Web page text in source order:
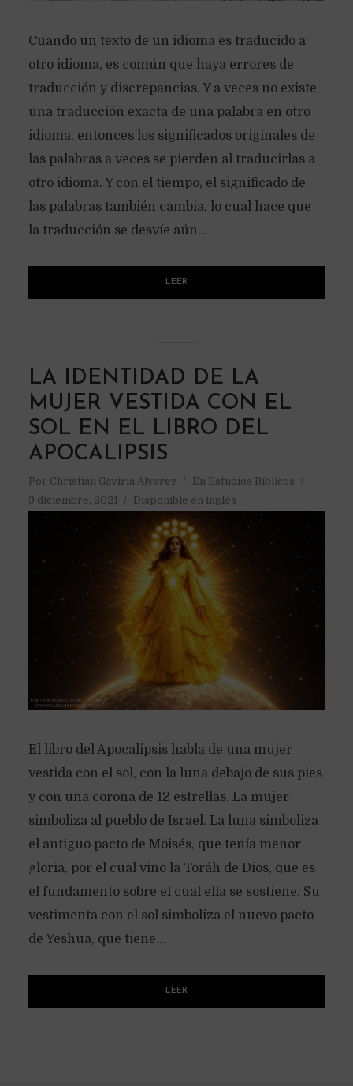
Cuando un texto de un idioma es traducido a
otro idioma, es común que haya errores de
traducción y discrepancias. Y a veces no existe
una traducción exacta de una palabra en otro
idioma, entonces los significados originales de
las palabras a veces se pierden al traducirlas a
otro idioma. Y con el tiempo, el significado de
las palabras también cambia, lo cual hace que
la traducción se desvíe aún...
LEER
LA IDENTIDAD DE LA
MUJER VESTIDA CON EL
SOL EN EL LIBRO DEL
APOCALIPSIS
Por Christian Gaviria Alvarez En Estudios Bíblicos
9 diciembre, 2021
Disponible en inglés
El libro del Apocalipsis habla de una mujer
vestida con el sol, con la luna debajo de sus pies
y con una corona de 12 estrellas. La mujer
simboliza al pueblo de Israel. La luna simboliza
el antiguo pacto de Moisés, que tenía menor
gloria, por el cual vino la Toráh de Dios, que es
el fundamento sobre el cual ella se sostiene. Su
vestimenta con el sol simboliza el nuevo pacto
de Yeshua, que tiene...
LEER